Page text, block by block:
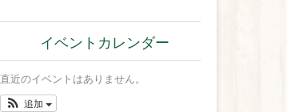
イベントカレンダー
直近のイベントはありません。
追加